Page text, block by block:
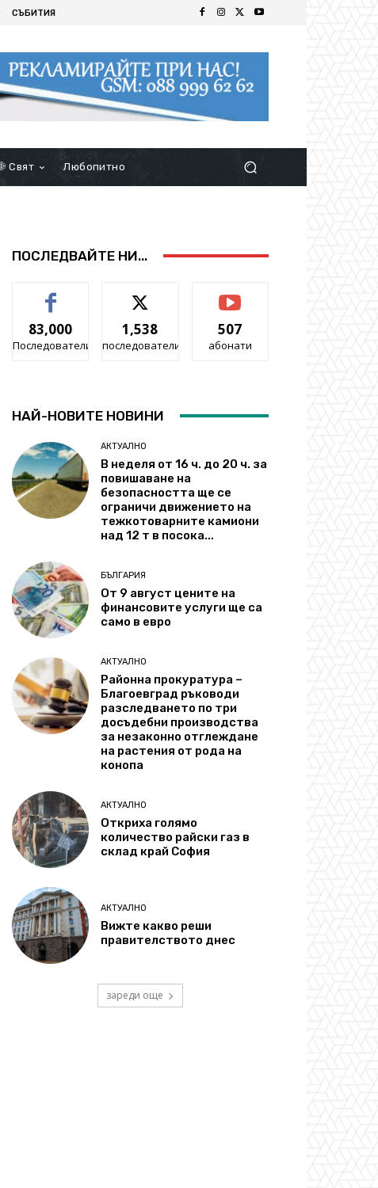
СЪБИТИЯ
Свят Любопитно
ПОСЛЕДВАЙТЕ НИ...
83,000
Последователи
1,538
последователи
507
абонати
НАЙ-НОВИТЕ НОВИНИ
АКТУАЛНО
В неделя от 16 ч. до 20 ч. за
повишаване на
безопасността ще се
ограничи движението на
тежкотоварните камиони
над 12 т в посока...
БЪЛГАРИЯ
От 9 август цените на
финансовите услуги ще са
само в евро
АКТУАЛНО
Районна прокуратура –
Благоевград ръководи
разследването по три
досъдебни производства
за незаконно отглеждане
на растения от рода на
конопа
АКТУАЛНО
Откриха голямо
количество райски газ в
склад край София
АКТУАЛНО
Вижте какво реши
правителството днес
зареди още